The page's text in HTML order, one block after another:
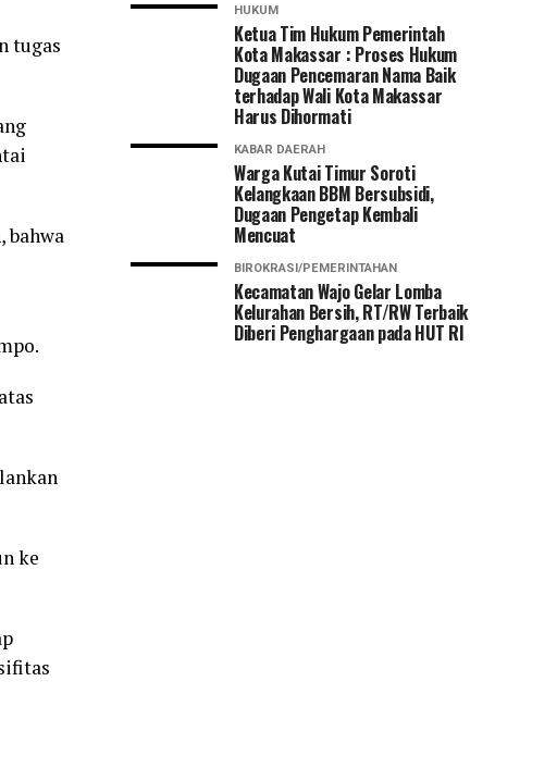
tugas
bahwa
ke
HUKUM
Ketua Tim Hukum Pemerintah
Kota Makassar : Proses Hukum
Dugaan Pencemaran Nama Baik
terhadap Wali Kota Makassar
Harus Dihormati
KABAR DAERAH
Warga Kutai Timur Soroti
Kelangkaan BBM Bersubsidi,
Dugaan Pengetap Kembali
Mencuat
BIROKRASI/PEMERINTAHAN
Kecamatan Wajo Gelar Lomba
Kelurahan Bersih, RT/RW Terbaik
Diberi Penghargaan pada HUT RI